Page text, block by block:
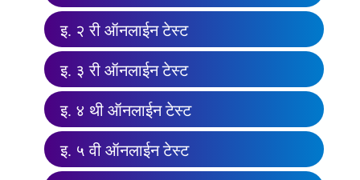
इ. २ री ऑनलाईन टेस्ट
इ. ३ री ऑनलाईन टेस्ट
इ. ४ थी ऑनलाईन टेस्ट
इ. ५ वी ऑनलाईन टेस्ट